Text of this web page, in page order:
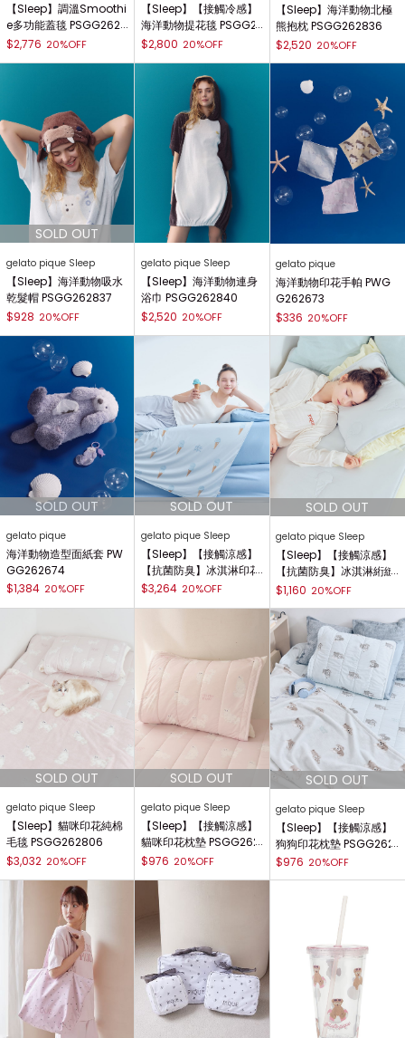
【Sleep】調溫Smoothi
e多功能蓋毯 PSGG2628
38
$2,776 20%OFF
【Sleep】【接觸冷感】
海洋動物提花毯 PSGG2
62835
$2,800 20%OFF
【Sleep】海洋動物北極
熊抱枕 PSGG262836
$2,520 20%OFF
gelato pique Sleep
【Sleep】海洋動物吸水
乾髮帽 PSGG262837
$928 20%OFF
gelato pique Sleep
【Sleep】海洋動物連身
浴巾 PSGG262840
$2,520 20%OFF
gelato pique
海洋動物印花手帕 PWG
G262673
$336 20%OFF
gelato pique
海洋動物造型面紙套 PW
GG262674
$1,384 20%OFF
gelato pique Sleep
【Sleep】【接觸涼感】
【抗菌防臭】冰淇淋印花
雙面涼感毯 PSGG2628
$3,264 20%OFF
gelato pique Sleep
【Sleep】【接觸涼感】
【抗菌防臭】冰淇淋絎縫
枕墊 PSGG262801
$1,160 20%OFF
gelato pique Sleep
【Sleep】貓咪印花純棉
毛毯 PSGG262806
$3,032 20%OFF
gelato pique Sleep
【Sleep】【接觸涼感】
貓咪印花枕墊 PSGG262
807
$976 20%OFF
gelato pique Sleep
【Sleep】【接觸涼感】
狗狗印花枕墊 PSGG262
855
$976 20%OFF